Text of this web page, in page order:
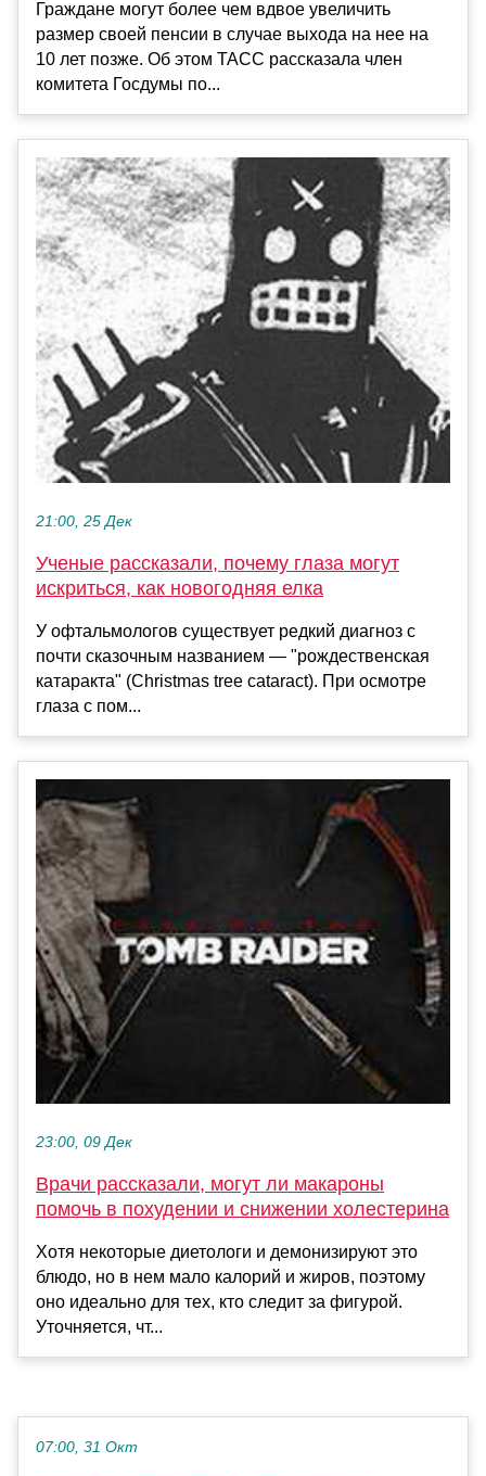
Граждане могут более чем вдвое увеличить
размер своей пенсии в случае выхода на нее на
10 лет позже. Об этом ТАСС рассказала член
комитета Госдумы по...
21:00, 25 Дек
Ученые рассказали, почему глаза могут
искриться, как новогодняя елка
У офтальмологов существует редкий диагноз с
почти сказочным названием — "рождественская
катаракта" (Christmas tree cataract). При осмотре
глаза с пом...
23:00, 09 Дек
Врачи рассказали, могут ли макароны
помочь в похудении и снижении холестерина
Хотя некоторые диетологи и демонизируют это
блюдо, но в нем мало калорий и жиров, поэтому
оно идеально для тех, кто следит за фигурой.
Уточняется, чт...
07:00, 31 Окт